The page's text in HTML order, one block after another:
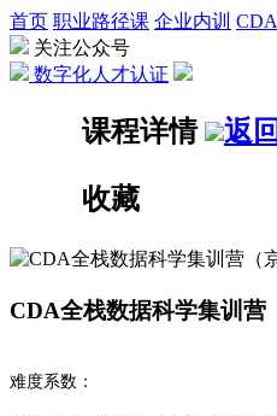
首页 职业路径课 企业内训
关注公众号
数字化人才认证
课程详情 返回
收藏
CDA全栈数据科学集训营
难度系数：